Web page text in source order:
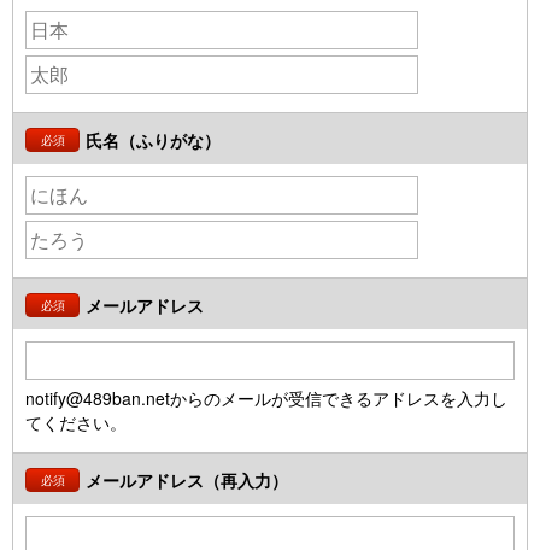
必須 氏名（ふりがな）
必須 メールアドレス
notify@489ban.netからのメールが受信できるアドレスを入力し
てください。
必須 メールアドレス（再入力）